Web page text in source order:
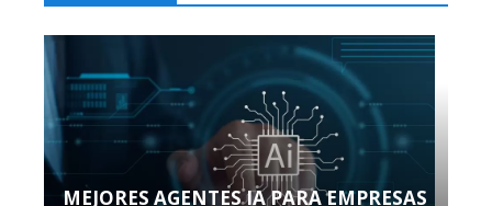
MEJORES AGENTES IA PARA EMPRESAS